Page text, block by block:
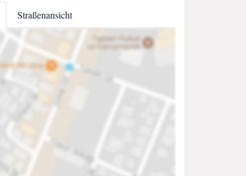
Straßenansicht